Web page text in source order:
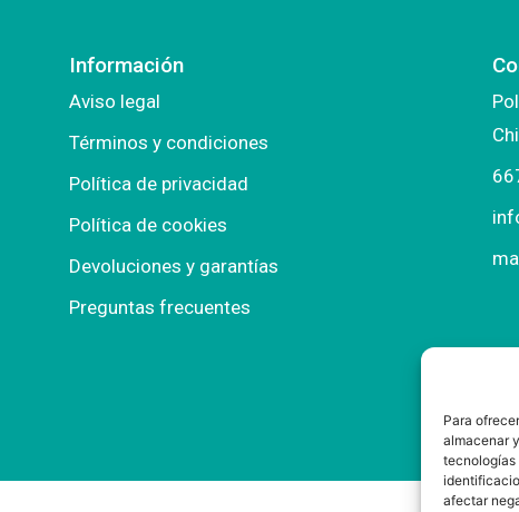
Para
almacenar
tecnologías
afectar
Información
Aviso legal
Términos y condiciones
Política de privacidad
Política de cookies
Devoluciones y garantías
Preguntas frecuentes